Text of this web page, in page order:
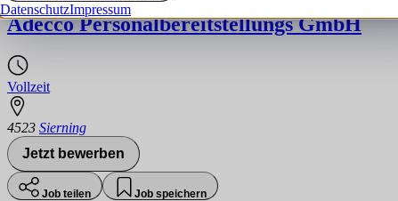
Adecco Personalbereitstellungs GmbH
Vollzeit
4523 Sierning
Jetzt bewerben
Job teilen Job speichern
DatenschutzImpressum